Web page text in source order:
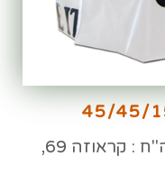
משרדי מכירות ראשיים והנה"ח : קראוזה 69,